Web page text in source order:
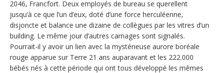
2046, Francfort. Deux employés de bureau se querellent
jusqu’à ce que l’un d’eux, doté d’une force herculéenne,
disjoncte et balance une dizaine de collègues par les vitres d’un
building. Le même jour d’autres carnages sont signalés.
Pourrait-il y avoir un lien avec la mystérieuse aurore boréale
rouge apparue sur Terre 21 ans auparavant et les 222.000
bébés nés à cette période qui ont tous développé les mêmes